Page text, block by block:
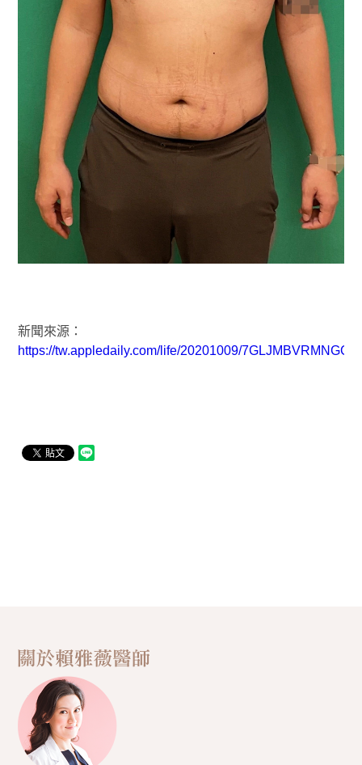
新聞來源：
https://tw.appledaily.com/life/20201009/